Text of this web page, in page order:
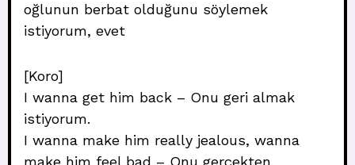
oğlunun berbat olduğunu söylemek
istiyorum, evet
[Koro]
I wanna get him back – Onu geri almak
istiyorum.
I wanna make him really jealous, wanna
make him feel bad – Onu gerçekten